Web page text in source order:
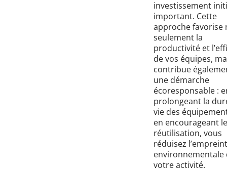
investissement
important. Cette
approche favorise
seulement la
productivité et
de vos équipes,
contribue
une démarche
écoresponsable :
prolongeant la
vie des
en encourageant
réutilisation, vous
réduisez
environnementale
votre activité.